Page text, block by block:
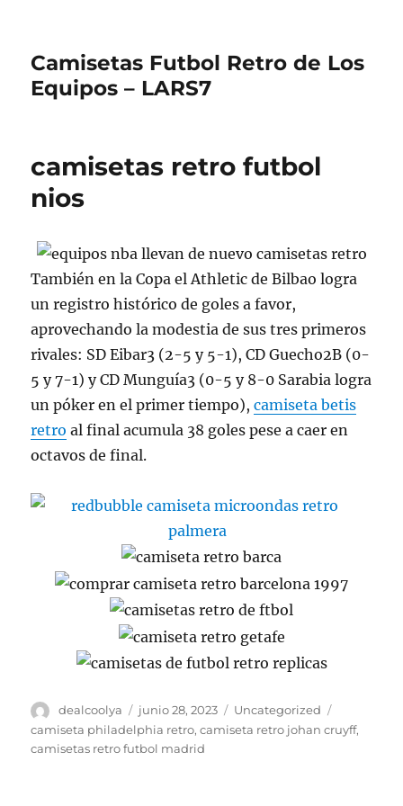
Camisetas Futbol Retro de Los
Equipos – LARS7
camisetas retro futbol
nios
También en la Copa el Athletic de Bilbao logra
un registro histórico de goles a favor,
aprovechando la modestia de sus tres primeros
rivales: SD Eibar3 (2-5 y 5-1), CD Guecho2B (0-
5 y 7-1) y CD Munguía3 (0-5 y 8-0 Sarabia logra
un póker en el primer tiempo),camiseta betis
retro al final acumula 38 goles pese a caer en
octavos de final.
Autor
dealcoolya
Publicado
el
junio 28, 2023 Categorías
Uncategorized
camiseta philadelphia retro,camiseta retro johan cruyff,
camisetas retro futbol madrid